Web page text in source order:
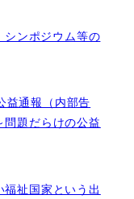
ンポジウム等の
通報（内部告
題だらけの公益
祉国家という出